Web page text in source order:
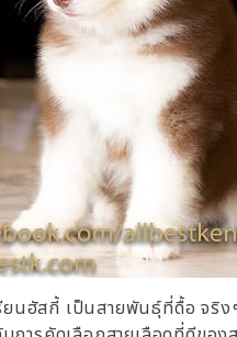
รียนฮัสกี้ เป็นสายพันธุ์ที่ดื้อ จริ